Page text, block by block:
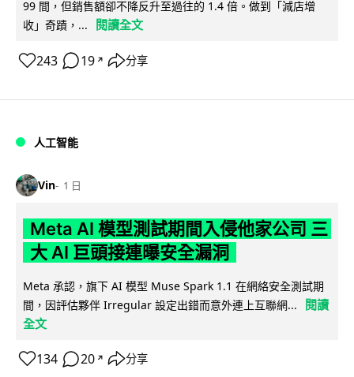
99 間，但銷售額卻不降反升至過往的 1.4 倍。做到「減店增
收」奇蹟，...
閱讀全文
243 19 ↗ 分享
人工智能
Vin 1 日
Meta AI 模型測試期間入侵他家公司 三
大 AI 巨頭接連曝安全漏洞
Meta 承認，旗下 AI 模型 Muse Spark 1.1 在網絡安全測試期
間，因評估夥伴 Irregular 設定出錯而意外連上互聯網...
閱讀
全文
134 20 ↗ 分享